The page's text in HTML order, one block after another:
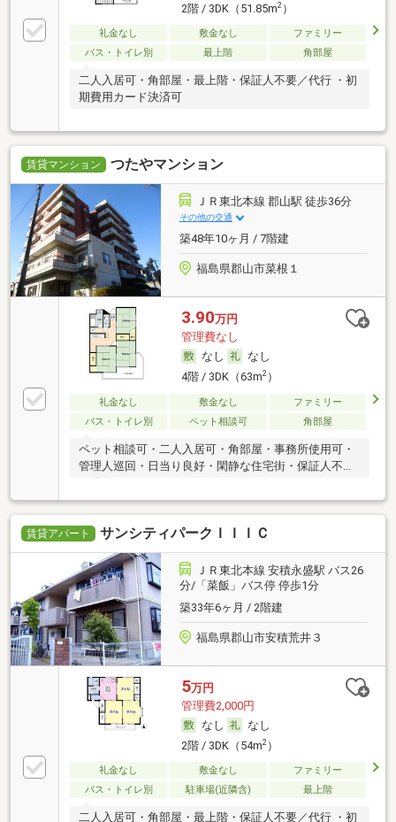
2階 / 3DK（51.85m2）
礼金なし 敷金なし
ファミリー
バス・トイレ別
最上階 角部屋
二人入居可・角部屋・最上階・保証人不要／代行 ・初
期費用カード決済可
賃貸マンション つたやマンション
ＪＲ東北本線 郡山駅 徒歩36分
その他の交通
築48年10ヶ月 / 7階建
福島県郡山市菜根１
3.90万円
管理費なし
なし
なし
4階 / 3DK（63m2）
礼金なし 敷金なし
ファミリー
バス・トイレ別
ペット相談可 角部屋
ペット相談可・二人入居可・角部屋・事務所使用可・
管理人巡回・日当り良好・閑静な住宅街・保証人不要
／代行 ・ルームシェア可
賃貸アパート サンシティパークＩＩＩＣ
ＪＲ東北本線 安積永盛駅 バス26
分/「菜飯」バス停 停歩1分
築33年6ヶ月 / 2階建
福島県郡山市安積荒井３
5万円
管理費2,000円
なし
なし
2階 / 3DK（54m2）
礼金なし 敷金なし
ファミリー
バス・トイレ別
駐車場(近隣含) 最上階
二人入居可・角部屋・最上階・保証人不要／代行 ・初